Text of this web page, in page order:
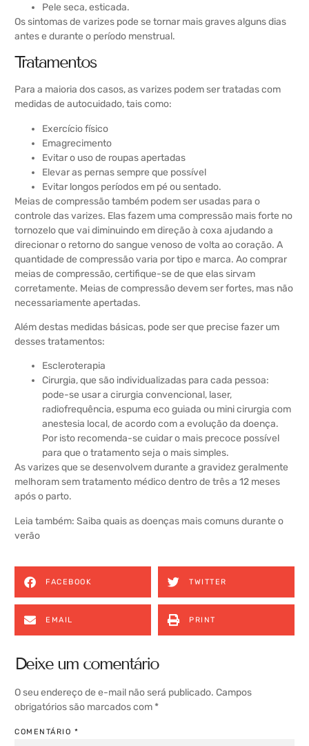
Pele seca, esticada.
Os sintomas de varizes pode se tornar mais graves alguns dias
antes e durante o período menstrual.
Tratamentos
Para a maioria dos casos, as varizes podem ser tratadas com
medidas de autocuidado, tais como:
Exercício físico
Emagrecimento
Evitar o uso de roupas apertadas
Elevar as pernas sempre que possível
Evitar longos períodos em pé ou sentado.
Meias de compressão também podem ser usadas para o
controle das varizes. Elas fazem uma compressão mais forte no
tornozelo que vai diminuindo em direção à coxa ajudando a
direcionar o retorno do sangue venoso de volta ao coração. A
quantidade de compressão varia por tipo e marca. Ao comprar
meias de compressão, certifique-se de que elas sirvam
corretamente. Meias de compressão devem ser fortes, mas não
necessariamente apertadas.
Além destas medidas básicas, pode ser que precise fazer um
desses tratamentos:
Escleroterapia
Cirurgia, que são individualizadas para cada pessoa:
pode-se usar a cirurgia convencional, laser,
radiofrequência, espuma eco guiada ou mini cirurgia com
anestesia local, de acordo com a evolução da doença.
Por isto recomenda-se cuidar o mais precoce possível
para que o tratamento seja o mais simples.
As varizes que se desenvolvem durante a gravidez geralmente
melhoram sem tratamento médico dentro de três a 12 meses
após o parto.
Leia também: Saiba quais as doenças mais comuns durante o
verão
FACEBOOK TWITTER
EMAIL PRINT
Deixe um comentário
O seu endereço de e-mail não será publicado. Campos
obrigatórios são marcados com *
COMENTÁRIO *